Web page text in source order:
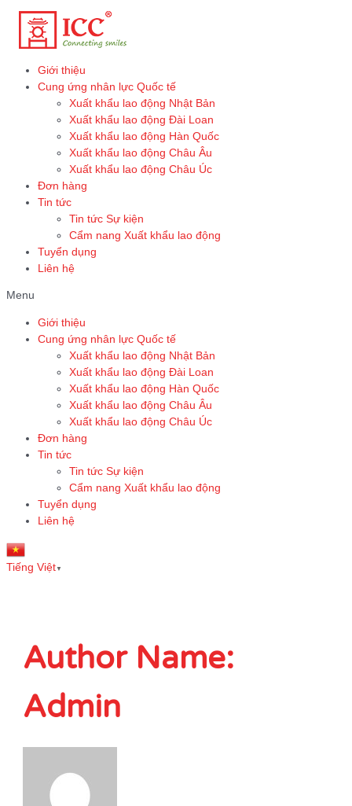
Skip
content
Giới thiệu
Cung ứng nhân lực Quốc tế
Xuất khẩu lao động Nhật Bản
Xuất khẩu lao động Đài Loan
Xuất khẩu lao động Hàn Quốc
Xuất khẩu lao động Châu Âu
Xuất khẩu lao động Châu Úc
Đơn hàng
Tin tức
Tin tức Sự kiện
Cẩm nang Xuất khẩu lao động
Tuyển dụng
Liên hệ
Menu
Giới thiệu
Cung ứng nhân lực Quốc tế
Xuất khẩu lao động Nhật Bản
Xuất khẩu lao động Đài Loan
Xuất khẩu lao động Hàn Quốc
Xuất khẩu lao động Châu Âu
Xuất khẩu lao động Châu Úc
Đơn hàng
Tin tức
Tin tức Sự kiện
Cẩm nang Xuất khẩu lao động
Tuyển dụng
Liên hệ
Tiếng Việt ▼
Author Name:
Admin